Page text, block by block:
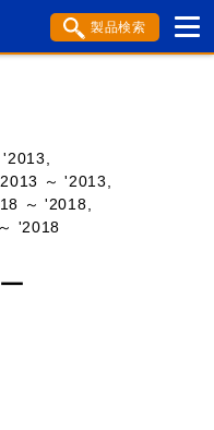
製品検索
～ '2013,
～ '2018,
'2018